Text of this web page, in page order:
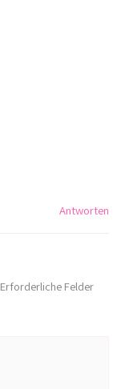
Antworten
Erforderliche Felder